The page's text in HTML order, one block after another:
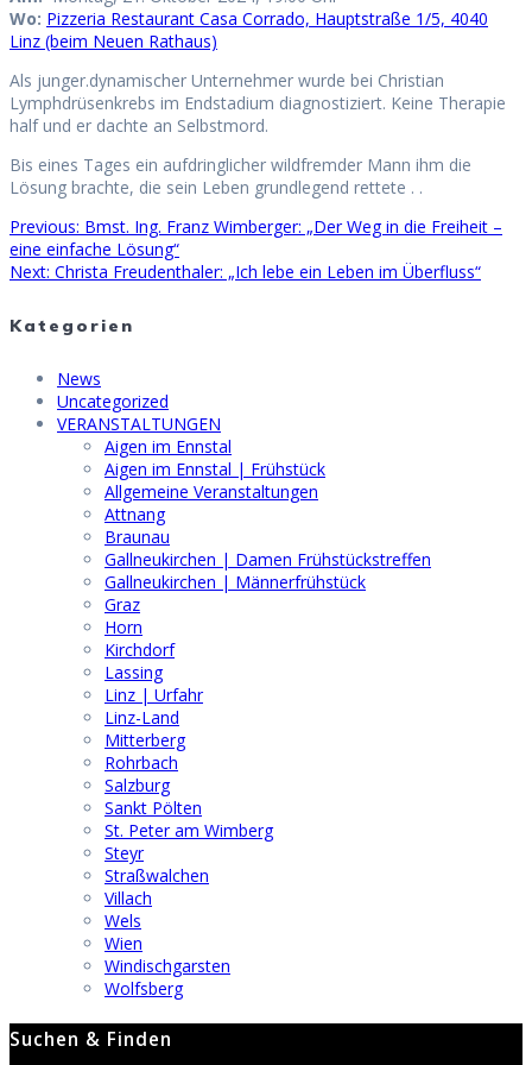
Wo: Pizzeria Restaurant Casa Corrado, Hauptstraße 1/5, 4040
Linz (beim Neuen Rathaus)
Als junger.dynamischer Unternehmer wurde bei Christian
Lymphdrüsenkrebs im Endstadium diagnostiziert. Keine Therapie
half und er dachte an Selbstmord.
Bis eines Tages ein aufdringlicher wildfremder Mann ihm die
Lösung brachte, die sein Leben grundlegend rettete . .
Beitragsnavigation
Previous: Previous
post:
Bmst. Ing. Franz Wimberger: „Der Weg in die Freiheit –
eine einfache Lösung“
Next: Next
Christa Freudenthaler: „Ich lebe ein Leben im Überfluss“
Kategorien
News
Uncategorized
VERANSTALTUNGEN
Aigen im Ennstal
Aigen im Ennstal | Frühstück
Allgemeine Veranstaltungen
Attnang
Braunau
Gallneukirchen | Damen Frühstückstreffen
Gallneukirchen | Männerfrühstück
Graz
Horn
Kirchdorf
Lassing
Linz | Urfahr
Linz-Land
Mitterberg
Rohrbach
Salzburg
Sankt Pölten
St. Peter am Wimberg
Steyr
Straßwalchen
Villach
Wels
Wien
Windischgarsten
Wolfsberg
Suchen & Finden